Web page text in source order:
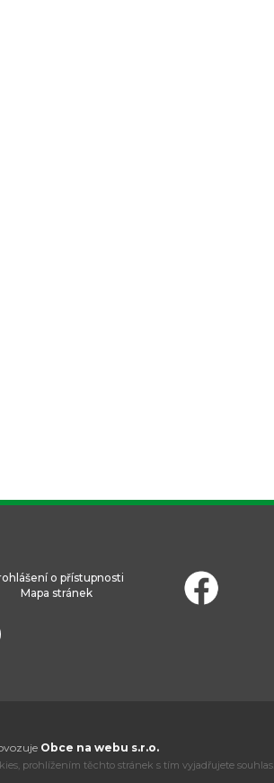
o přístupnosti
Mapa stránek
Obce na webu s.r.o.
prohlížením těchto stránek s tím vyjadřujete souhlas.